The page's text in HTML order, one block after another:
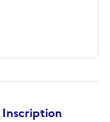
Inscription